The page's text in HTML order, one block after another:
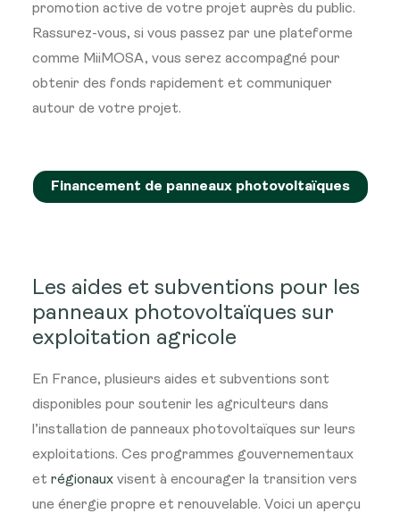
promotion active de votre projet auprès du public.
Rassurez-vous, si vous passez par une plateforme
comme MiiMOSA, vous serez accompagné pour
obtenir des fonds rapidement et communiquer
autour de votre projet.
Financement de panneaux photovoltaïques
Les aides et subventions pour les
panneaux photovoltaïques sur
exploitation agricole
En France, plusieurs aides et subventions sont
disponibles pour soutenir les agriculteurs dans
l’installation de panneaux photovoltaïques sur leurs
exploitations. Ces programmes gouvernementaux
et régionaux visent à encourager la transition vers
une énergie propre et renouvelable. Voici un aperçu